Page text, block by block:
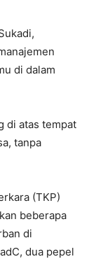
di dalam
di atas tempat
tanpa
(TKP)
beberapa
di
dua pepel